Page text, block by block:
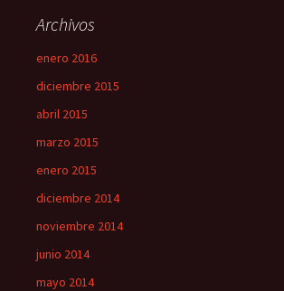
Archivos
enero 2016
diciembre 2015
abril 2015
marzo 2015
enero 2015
diciembre 2014
noviembre 2014
junio 2014
mayo 2014